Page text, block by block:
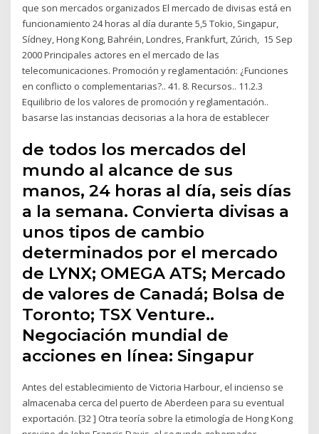
que son mercados organizados El mercado de divisas está en
funcionamiento 24 horas al día durante 5,5 Tokio, Singapur,
Sídney, Hong Kong, Bahréin, Londres, Frankfurt, Zúrich, 15 Sep
2000 Principales actores en el mercado de las
telecomunicaciones. Promoción y reglamentación: ¿Funciones
en conflicto o complementarias?.. 41. 8. Recursos.. 11.2.3
Equilibrio de los valores de promoción y reglamentación..
basarse las instancias decisorias a la hora de establecer
de todos los mercados del
mundo al alcance de sus
manos, 24 horas al día, seis días
a la semana. Convierta divisas a
unos tipos de cambio
determinados por el mercado
de LYNX; OMEGA ATS; Mercado
de valores de Canadá; Bolsa de
Toronto; TSX Venture..
Negociación mundial de
acciones en línea: Singapur
Antes del establecimiento de Victoria Harbour, el incienso se
almacenaba cerca del puerto de Aberdeen para su eventual
exportación. [32 ] Otra teoría sobre la etimología de Hong Kong